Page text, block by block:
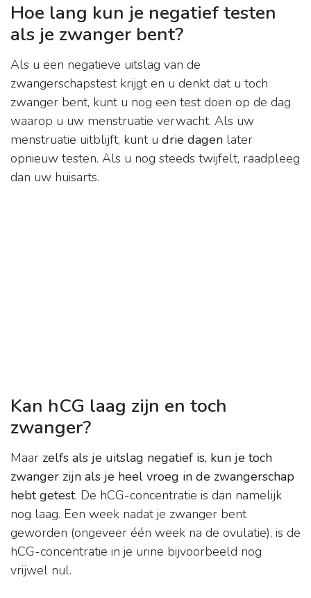
Hoe lang kun je negatief testen
als je zwanger bent?
Als u een negatieve uitslag van de
zwangerschapstest krijgt en u denkt dat u toch
zwanger bent, kunt u nog een test doen op de dag
waarop u uw menstruatie verwacht. Als uw
menstruatie uitblijft, kunt u drie dagen later
opnieuw testen. Als u nog steeds twijfelt, raadpleeg
dan uw huisarts.
Kan hCG laag zijn en toch
zwanger?
Maar zelfs als je uitslag negatief is, kun je toch
zwanger zijn als je heel vroeg in de zwangerschap
hebt getest. De hCG-concentratie is dan namelijk
nog laag. Een week nadat je zwanger bent
geworden (ongeveer één week na de ovulatie), is de
hCG-concentratie in je urine bijvoorbeeld nog
vrijwel nul.